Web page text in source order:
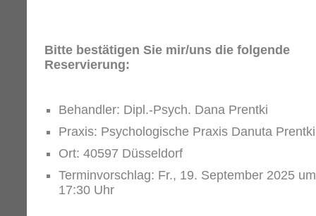
Bitte bestätigen Sie mir/uns die folgende
Reservierung:
Behandler: Dipl.-Psych. Dana Prentki
Praxis: Psychologische Praxis Danuta Prentki
Ort: 40597 Düsseldorf
Terminvorschlag: Fr., 19. September 2025 um
17:30 Uhr